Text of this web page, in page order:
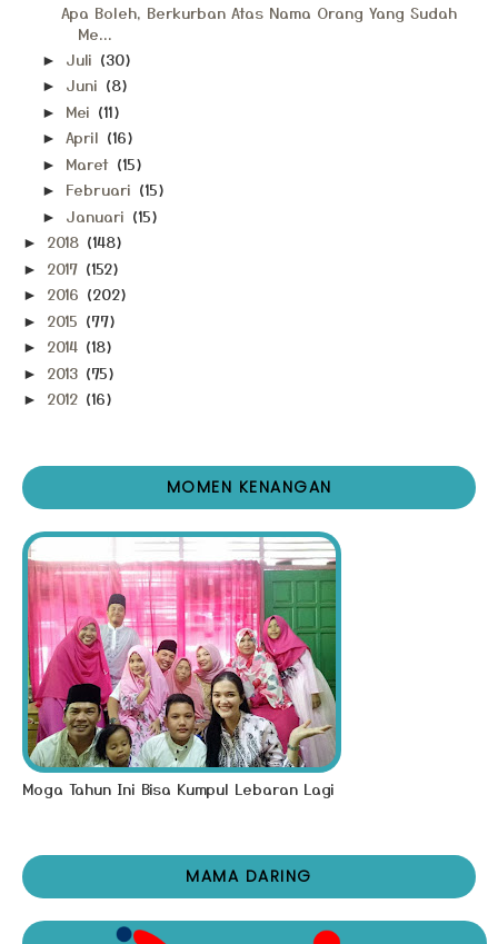
Apa Boleh, Berkurban Atas Nama Orang Yang Sudah
Me...
► Juli (30)
► Juni (8)
► Mei (11)
► April (16)
► Maret (15)
► Februari (15)
► Januari (15)
► 2018 (148)
► 2017 (152)
► 2016 (202)
► 2015 (77)
► 2014 (18)
► 2013 (75)
► 2012 (16)
MOMEN KENANGAN
Moga Tahun Ini Bisa Kumpul Lebaran Lagi
MAMA DARING